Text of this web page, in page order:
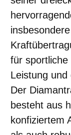
für
Leistung und
Der
besteht aus
konfiziertem